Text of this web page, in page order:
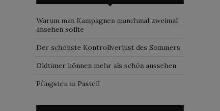
Warum man Kampagnen manchmal zweimal
ansehen sollte
Der schönste Kontrollverlust des Sommers
Oldtimer können mehr als schön aussehen
Pfingsten in Pastell